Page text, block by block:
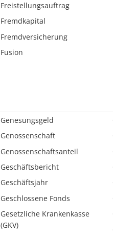
Freistellungsauftrag
Fremdkapital
Fremdversicherung
Fusion
Genesungsgeld
Genossenschaft
Genossenschaftsanteil
Geschäftsbericht
Geschäftsjahr
Geschlossene Fonds
Gesetzliche Krankenkasse
(GKV)